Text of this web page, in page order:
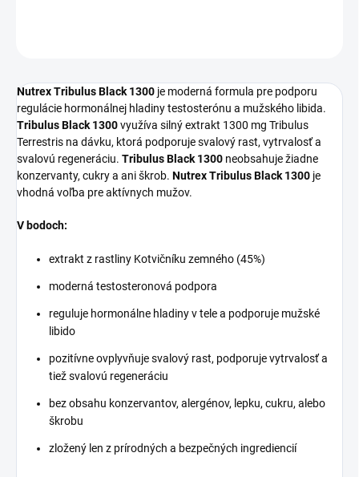
Nutrex Tribulus Black 1300 je moderná formula pre podporu
regulácie hormonálnej hladiny testosterónu a mužského libida.
Tribulus Black 1300využíva silný extrakt 1300 mg Tribulus
Terrestris na dávku, ktorá podporuje svalový rast, vytrvalosť a
svalovú regeneráciu. Tribulus Black 1300 neobsahuje žiadne
konzervanty, cukry a ani škrob. Nutrex Tribulus Black 1300 je
vhodná voľba pre aktívnych mužov.
V bodoch:
extrakt z rastliny Kotvičníku zemného (45%)
moderná testosteronová podpora
reguluje hormonálne hladiny v tele a podporuje mužské
libido
pozitívne ovplyvňuje svalový rast, podporuje vytrvalosť a
tiež svalovú regeneráciu
bez obsahu konzervantov, alergénov, lepku, cukru, alebo
škrobu
zložený len z prírodných a bezpečných ingrediencií